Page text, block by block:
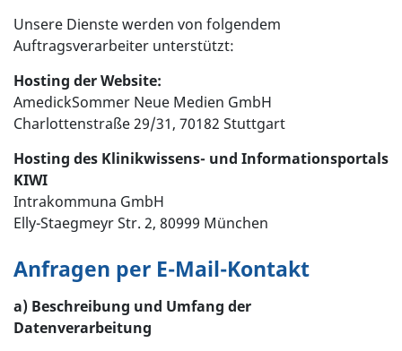
Unsere Dienste werden von folgendem
Auftragsverarbeiter unterstützt:
Hosting der Website:
AmedickSommer Neue Medien GmbH
Charlottenstraße 29/31, 70182 Stuttgart
Hosting des Klinikwissens- und Informationsportals
KIWI
Intrakommuna GmbH
Elly-Staegmeyr Str. 2, 80999 München
Anfragen per E-Mail-Kontakt
a) Beschreibung und Umfang der
Datenverarbeitung